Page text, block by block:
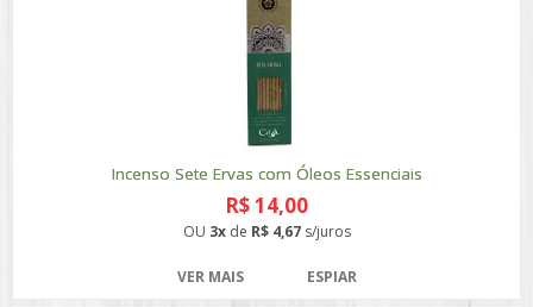
Incenso Sete Ervas com Óleos Essenciais
R$ 14,00
OU 3xde R$ 4,67s/juros
VER MAIS ESPIAR